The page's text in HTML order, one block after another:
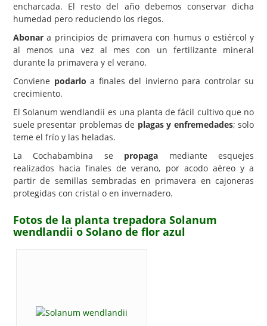
encharcada. El resto del año debemos conservar dicha
humedad pero reduciendo los riegos.
Abonar a principios de primavera con humus o estiércol y
al menos una vez al mes con un fertilizante mineral
durante la primavera y el verano.
Conviene podarlo a finales del invierno para controlar su
crecimiento.
El Solanum wendlandii es una planta de fácil cultivo que no
suele presentar problemas de plagas y enfremedades; solo
teme el frío y las heladas.
La Cochabambina se propaga mediante esquejes
realizados hacia finales de verano, por acodo aéreo y a
partir de semillas sembradas en primavera en cajoneras
protegidas con cristal o en invernadero.
Fotos de la planta trepadora Solanum
wendlandii o Solano de flor azul